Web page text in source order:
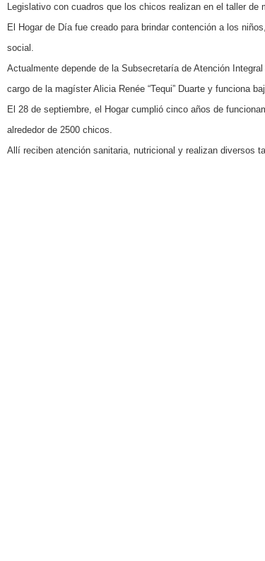
Legislativo con cuadros que los chicos realizan en el taller de
El Hogar de Día fue creado para brindar contención a los
social.
Actualmente depende de la Subsecretaría de Atención
cargo de la magíster Alicia Renée “Tequi” Duarte y funciona
El 28 de septiembre, el Hogar cumplió cinco años de
alrededor de 2500 chicos.
Allí reciben atención sanitaria, nutricional y realizan diversos